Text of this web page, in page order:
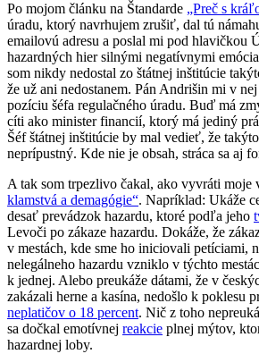
Po mojom článku na Štandarde „Preč s
úradu, ktorý navrhujem zrušiť, dal tú
emailovú adresu a poslal mi pod hlavičkou
hazardných hier silnými negatívnymi
som nikdy nedostal zo štátnej inštitúcie
že už ani nedostanem. Pán Andrišin mi v
pozíciu šéfa regulačného úradu. Buď má
cíti ako minister financií, ktorý má jediný
Šéf štátnej inštitúcie by mal vedieť, že
neprípustný. Kde nie je obsah, stráca sa aj
A tak som trpezlivo čakal, ako vyvráti moje
klamstvá a demagógie“. Napríklad: Ukáže
desať prevádzok hazardu, ktoré podľa jeho
Levoči po zákaze hazardu. Dokáže, že
v mestách, kde sme ho iniciovali petíciami,
nelegálneho hazardu vzniklo v týchto
k jednej. Alebo preukáže dátami, že v
zakázali herne a kasína, nedošlo k poklesu
neplatičov o 18 percent. Nič z toho
sa dočkal emotívnej reakcie plnej mýtov,
hazardnej loby.